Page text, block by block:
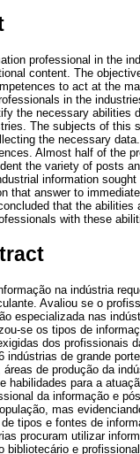
professional in the
content. The
to act at the
in the
the necessary abilities
The subjects of this
the necessary
Almost half of the
the variety of posts
information
that answer to
that the
with these
na indústria
Avaliou se o
especializada nas
se os tipos de
dos profissionais
indústrias de grande
de produção da
habilidades para a
da informação e
mas
tipos e fontes de
procuram utilizar
bibliotecário e